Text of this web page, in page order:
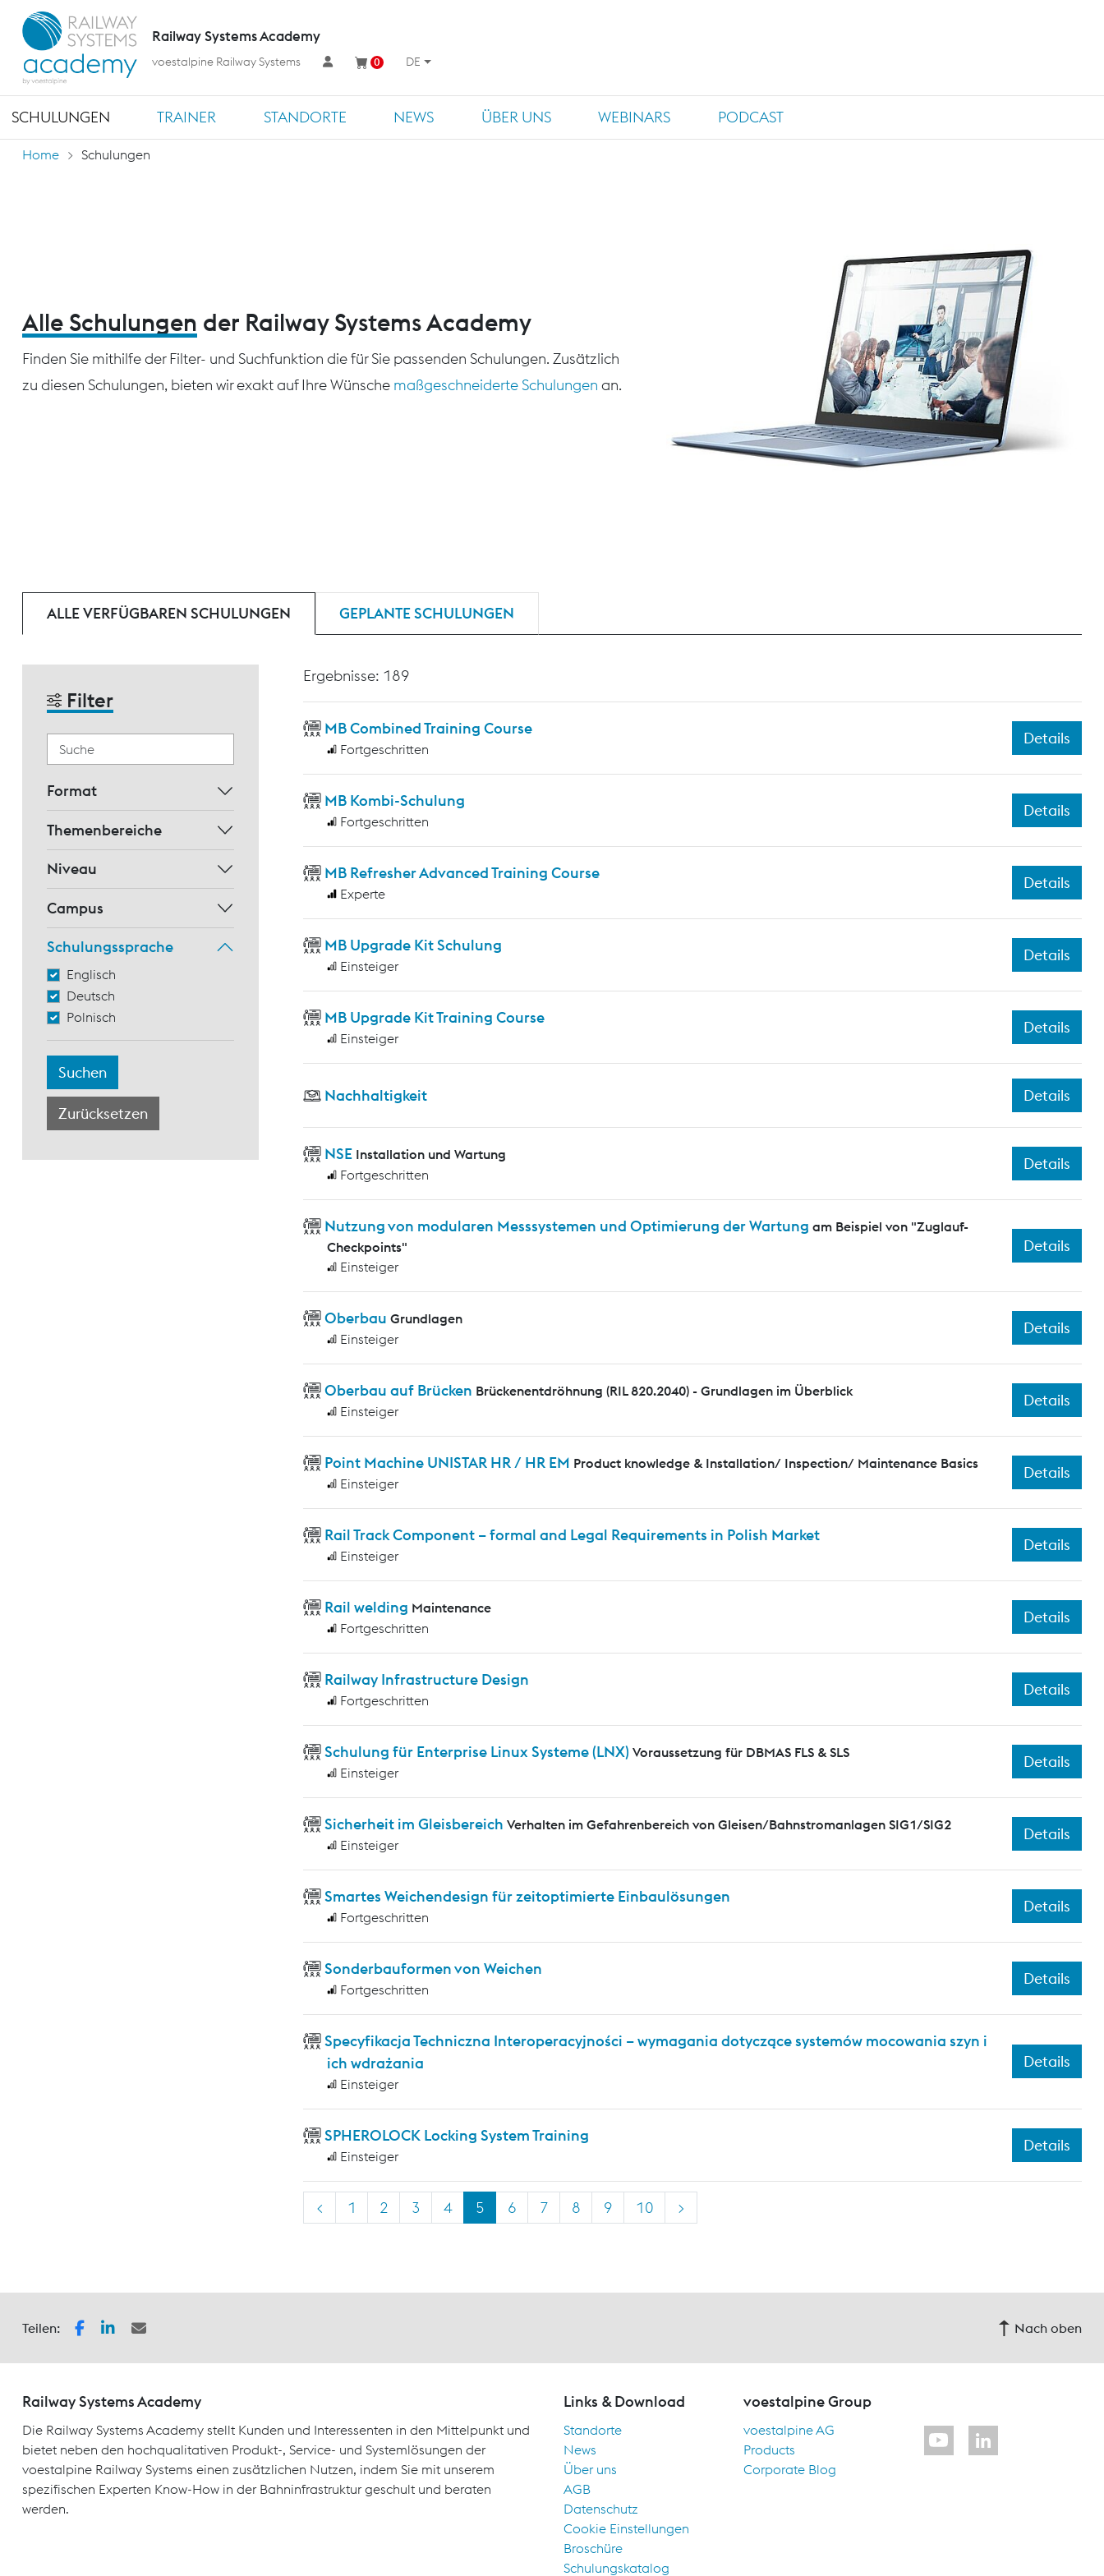
SCHULUNGEN TRAINER STANDORTE NEWS ÜBER UNS WEBINARS PODCAST
Railway Systems Academy
voestalpine Railway Systems 0 DE
Home Schulungen
Alle Schulungen der Railway Systems Academy
Finden Sie mithilfe der Filter- und Suchfunktion die für Sie passenden Schulungen. Zusätzlich
zu diesen Schulungen, bieten wir exakt auf Ihre Wünsche maßgeschneiderte Schulungen an.
ALLE VERFÜGBAREN SCHULUNGEN GEPLANTE SCHULUNGEN
Filter
Format
Themenbereiche
Niveau
Campus
Schulungssprache
Englisch
Deutsch
Polnisch
Ergebnisse: 189
MB Combined Training Course
Fortgeschritten
Details
MB Kombi-Schulung
Fortgeschritten
Details
MB Refresher Advanced Training Course
Experte
Details
MB Upgrade Kit Schulung
Einsteiger
Details
MB Upgrade Kit Training Course
Einsteiger
Details
Nachhaltigkeit Details
NSE Installation und Wartung
Fortgeschritten
Details
Nutzung von modularen Messsystemen und Optimierung der Wartung am Beispiel von "Zuglauf-
Checkpoints"
Einsteiger
Details
Oberbau Grundlagen
Einsteiger
Details
Oberbau auf Brücken Brückenentdröhnung (RIL 820.2040) - Grundlagen im Überblick
Einsteiger
Details
Point Machine UNISTAR HR / HR EM Product knowledge & Installation/ Inspection/ Maintenance Basics
Einsteiger
Details
Rail Track Component – formal and Legal Requirements in Polish Market
Einsteiger
Details
Rail welding Maintenance
Fortgeschritten
Details
Railway Infrastructure Design
Fortgeschritten
Details
Schulung für Enterprise Linux Systeme (LNX) Voraussetzung für DBMAS FLS & SLS
Einsteiger
Details
Sicherheit im Gleisbereich Verhalten im Gefahrenbereich von Gleisen/Bahnstromanlagen SIG1/SIG2
Einsteiger
Details
Smartes Weichendesign für zeitoptimierte Einbaulösungen
Fortgeschritten
Details
Sonderbauformen von Weichen
Fortgeschritten
Details
Specyfikacja Techniczna Interoperacyjności – wymagania dotyczące systemów mocowania szyn i
ich wdrażania
Einsteiger
Details
SPHEROLOCK Locking System Training
Einsteiger
Details
< 1 2 3 4 5 6 7 8 9 10 >
Teilen: Nach oben
Railway Systems Academy
Die Railway Systems Academy stellt Kunden und Interessenten in den Mittelpunkt und
bietet neben den hochqualitativen Produkt-, Service- und Systemlösungen der
voestalpine Railway Systems einen zusätzlichen Nutzen, indem Sie mit unserem
spezifischen Experten Know-How in der Bahninfrastruktur geschult und beraten
werden.
Links & Download
Standorte
News
Über uns
AGB
Datenschutz
Cookie Einstellungen
Broschüre
Schulungskatalog
voestalpine Group
voestalpine AG
Products
Corporate Blog